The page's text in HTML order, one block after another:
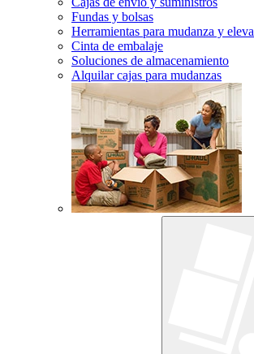
Fundas y bolsas
Herramientas para mudanza y
Cinta de embalaje
Soluciones de almacenamiento
Alquilar cajas para mudanzas